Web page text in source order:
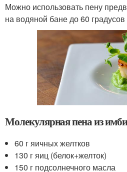
Можно использовать пену
на водяной бане до 60
Молекулярная пена из
60 г яичных желтков
130 г яиц (белок+желток)
150 г подсолнечного масла